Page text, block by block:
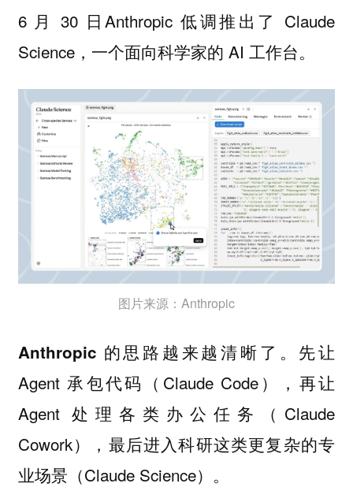
6 月 30 日Anthropic 低调推出了 Claude
Science，一个面向科学家的 AI 工作台。
图片来源：Anthropic
Anthropic 的思路越来越清晰了。 先让
Agent 承包代码（Claude Code），再让
Agent 处理各类办公任务（Claude
Cowork），最后进入科研这类更复杂的专
业场景（Claude Science）。